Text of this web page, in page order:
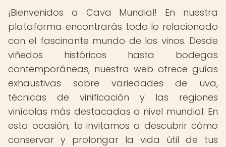
¡Bienvenidos a Cava Mundial! En nuestra
plataforma encontrarás todo lo relacionado
con el fascinante mundo de los vinos. Desde
viñedos históricos hasta bodegas
contemporáneas, nuestra web ofrece guías
exhaustivas sobre variedades de uva,
técnicas de vinificación y las regiones
vinícolas más destacadas a nivel mundial. En
esta ocasión, te invitamos a descubrir cómo
conservar y prolongar la vida útil de tus